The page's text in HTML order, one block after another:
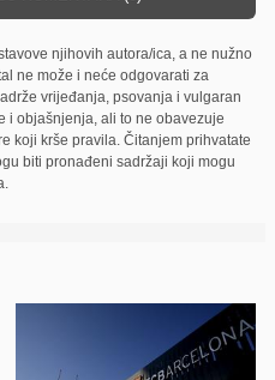
njihovih autora/ica, a ne nužno
ne može i neće odgovarati za
vrijeđanja, psovanja i vulgaran
i objašnjenja, ali to ne obavezuje
koji krše pravila. Čitanjem prihvatate
biti pronađeni sadržaji koji mogu